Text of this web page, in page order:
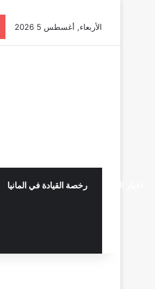
الأربعاء, أغسطس 5 2026
رخصة القيادة في المانيا